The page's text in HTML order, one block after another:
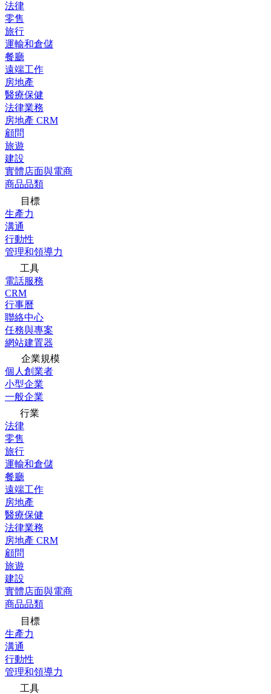
法律
零售
旅行
運輸和倉儲
餐廳
遠端工作
房地產
醫療保健
法律業務
房地產 CRM
顧問
旅遊
建設
實體店面與電商
商品品類
目標
生產力
溝通
行動性
管理和領導力
工具
電話服務
CRM
行事曆
聯絡中心
任務與專案
網站建置器
企業規模
個人創業者
小型企業
一般企業
行業
法律
零售
旅行
運輸和倉儲
餐廳
遠端工作
房地產
醫療保健
法律業務
房地產 CRM
顧問
旅遊
建設
實體店面與電商
商品品類
目標
生產力
溝通
行動性
管理和領導力
工具